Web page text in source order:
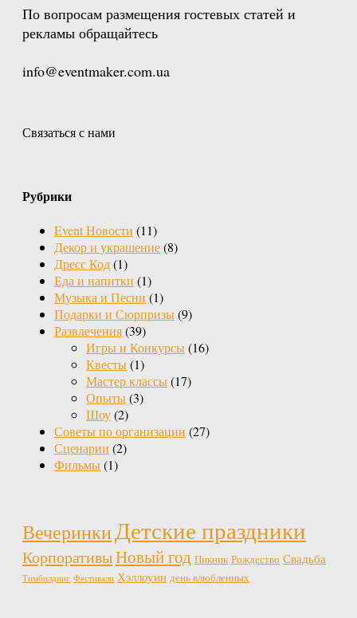
По вопросам размещения гостевых статей и
рекламы обращайтесь
info@eventmaker.com.ua
Связаться с нами
Рубрики
Event Новости (11)
Декор и украшение(8)
Дресс Код(1)
Еда и напитки (1)
Музыка и Песни (1)
Подарки и Сюрпризы(9)
Развлечения(39)
Игры и Конкурсы(16)
Квесты(1)
Мастер классы(17)
Опыты(3)
Шоу(2)
Советы по организации (27)
Сценарии (2)
Фильмы(1)
ВечеринкиДетские праздники
КорпоративыНовый год Пикник Рождество Свадьба
Тимбилдинг Фестивали Хэллоуин день влюбленных